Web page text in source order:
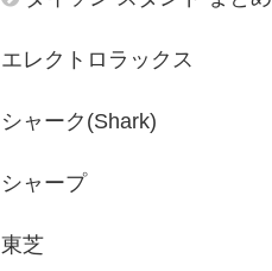
エレクトロラックス
シャーク(Shark)
シャープ
東芝